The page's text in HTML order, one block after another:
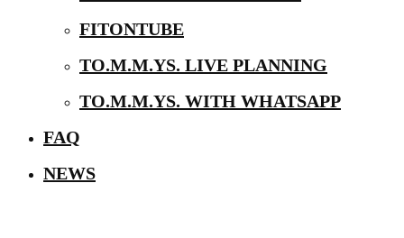
FITONTUBE
TO.M.M.YS. LIVE PLANNING
TO.M.M.YS. WITH WHATSAPP
FAQ
NEWS